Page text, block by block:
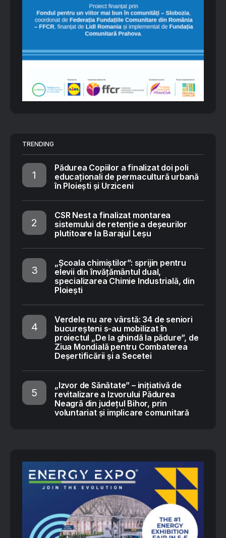
TRENDING
Pădurea Copiilor a finalizat doi poli
educaționali de permacultură urbană
în Ploiești și Urziceni
CSR Nest a finalizat montarea
sistemului de retenție a deșeurilor
plutitoare la Barajul Leșu
„Școala chimiștilor”: sprijin pentru
elevii din învățământul dual,
specializarea Chimie Industrială, din
Ploiești
Verdele nu are vârstă: 34 de seniori
bucureșteni s-au mobilizat în
proiectul „De la ghindă la pădure”, de
Ziua Mondială pentru Combaterea
Deșertificării și a Secetei
„Izvor de Sănătate” – inițiativă de
revitalizare a Izvorului Pădurea
Neagră din județul Bihor, prin
voluntariat și implicare comunitară